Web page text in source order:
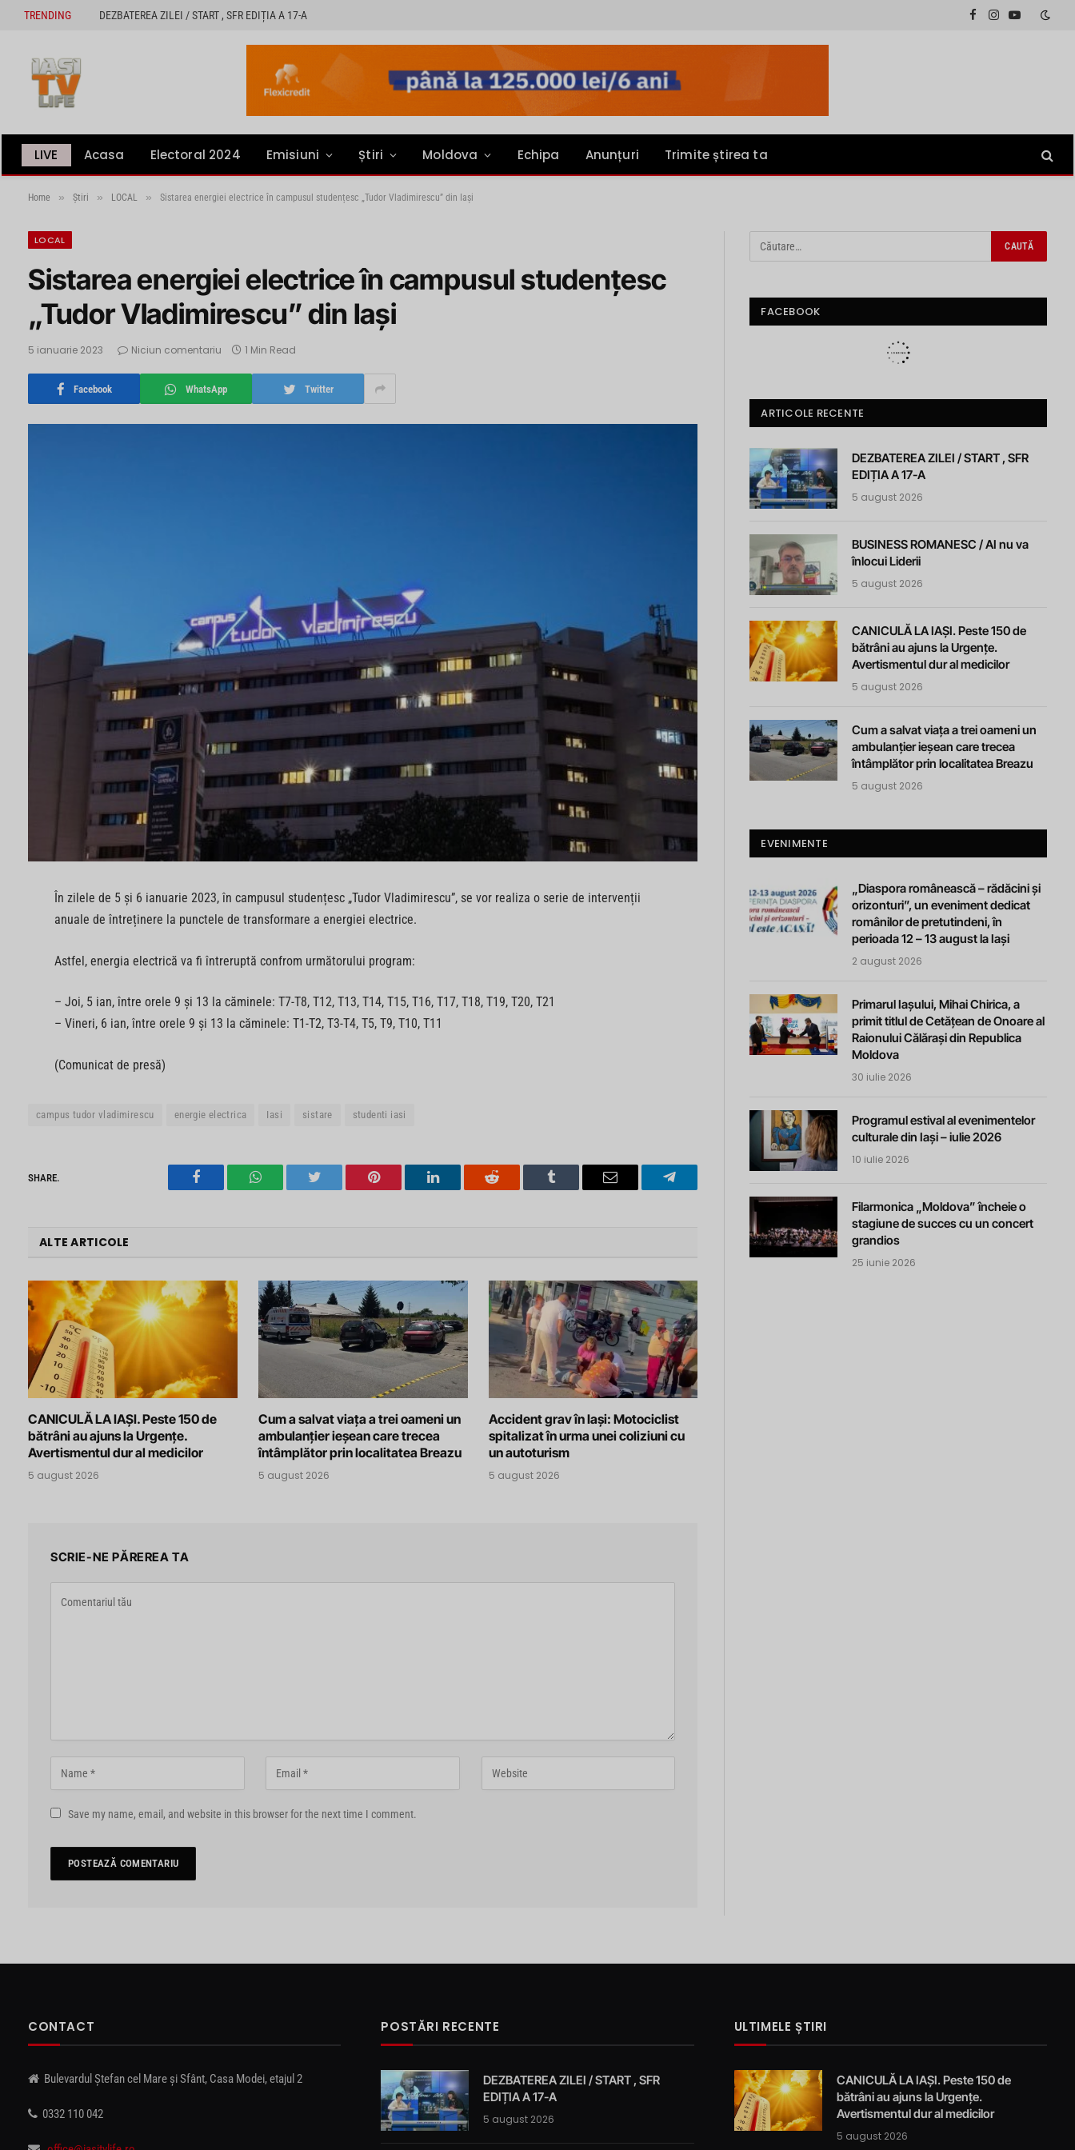
TRENDING DEZBATEREA ZILEI / START , SFR EDIȚIA A 17-A
Facebook
InstagramYouTube
LIVE Acasa Electoral 2024 Emisiuni Știri Moldova Echipa Anunțuri Trimite știrea ta
Home » Știri » LOCAL » Sistarea energiei electrice în campusul studențesc „Tudor Vladimirescu” din Iași
LOCAL
Sistarea energiei electrice în campusul studențesc
„Tudor Vladimirescu” din Iași
5 ianuarie 2023 Niciun comentariu 1 Min Read
Facebook WhatsApp Twitter
În zilele de 5 și 6 ianuarie 2023, în campusul studențesc „Tudor Vladimirescu”, se vor realiza o serie de intervenții
anuale de întreținere la punctele de transformare a energiei electrice.
Astfel, energia electrică va fi întreruptă confrom următorului program:
– Joi, 5 ian, între orele 9 și 13 la căminele: T7-T8, T12, T13, T14, T15, T16, T17, T18, T19, T20, T21
– Vineri, 6 ian, între orele 9 și 13 la căminele: T1-T2, T3-T4, T5, T9, T10, T11
(Comunicat de presă)
campus tudor vladimirescu energie electrica Iasi sistare studenti iasi
SHARE.
Facebook WhatsAppTwitter Pinterest LinkedIn Reddit Tumblr Email Telegram
ALTE ARTICOLE
CANICULĂ LA IAȘI. Peste 150 de
bătrâni au ajuns la Urgențe.
Avertismentul dur al medicilor
5 august 2026
Cum a salvat viața a trei oameni un
ambulanțier ieșean care trecea
întâmplător prin localitatea Breazu
5 august 2026
Accident grav în Iași: Motociclist
spitalizat în urma unei coliziuni cu
un autoturism
5 august 2026
SCRIE-NE PĂREREA TA
Save my name, email, and website in this browser for the next time I comment.
FACEBOOK
ARTICOLE RECENTE
DEZBATEREA ZILEI / START , SFR
EDIȚIA A 17-A
5 august 2026
BUSINESS ROMANESC / AI nu va
înlocui Liderii
5 august 2026
CANICULĂ LA IAȘI. Peste 150 de
bătrâni au ajuns la Urgențe.
Avertismentul dur al medicilor
5 august 2026
Cum a salvat viața a trei oameni un
ambulanțier ieșean care trecea
întâmplător prin localitatea Breazu
5 august 2026
EVENIMENTE
„Diaspora românească – rădăcini și
orizonturi”, un eveniment dedicat
românilor de pretutindeni, în
perioada 12 – 13 august la Iași
2 august 2026
Primarul Iașului, Mihai Chirica, a
primit titlul de Cetățean de Onoare al
Raionului Călărași din Republica
Moldova
30 iulie 2026
Programul estival al evenimentelor
culturale din Iași – iulie 2026
10 iulie 2026
Filarmonica „Moldova” încheie o
stagiune de succes cu un concert
grandios
25 iunie 2026
CONTACT
Bulevardul Ștefan cel Mare și Sfânt, Casa Modei, etajul 2
0332 110 042
POSTĂRI RECENTE
DEZBATEREA ZILEI / START , SFR
EDIȚIA A 17-A
5 august 2026
ULTIMELE ȘTIRI
CANICULĂ LA IAȘI. Peste 150 de
bătrâni au ajuns la Urgențe.
Avertismentul dur al medicilor
5 august 2026